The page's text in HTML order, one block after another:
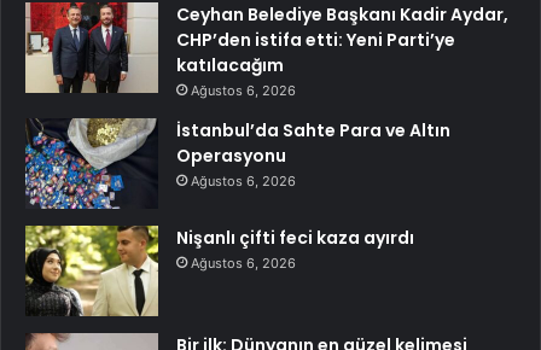
Ceyhan Belediye Başkanı Kadir Aydar,
CHP’den istifa etti: Yeni Parti’ye
katılacağım
Ağustos 6, 2026
İstanbul’da Sahte Para ve Altın
Operasyonu
Ağustos 6, 2026
Nişanlı çifti feci kaza ayırdı
Ağustos 6, 2026
Bir ilk: Dünyanın en güzel kelimesi